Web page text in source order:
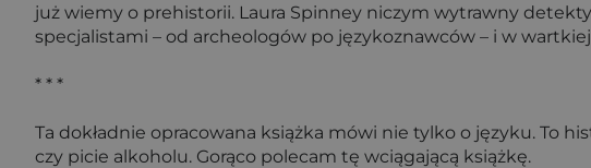
już wiemy o prehistorii. Laura Spinney niczym wytrawny
specjalistami – od archeologów po językoznawców – i w
* * *
Ta dokładnie opracowana książka mówi nie tylko o języku. To
czy picie alkoholu. Gorąco polecam tę wciągającą książkę.